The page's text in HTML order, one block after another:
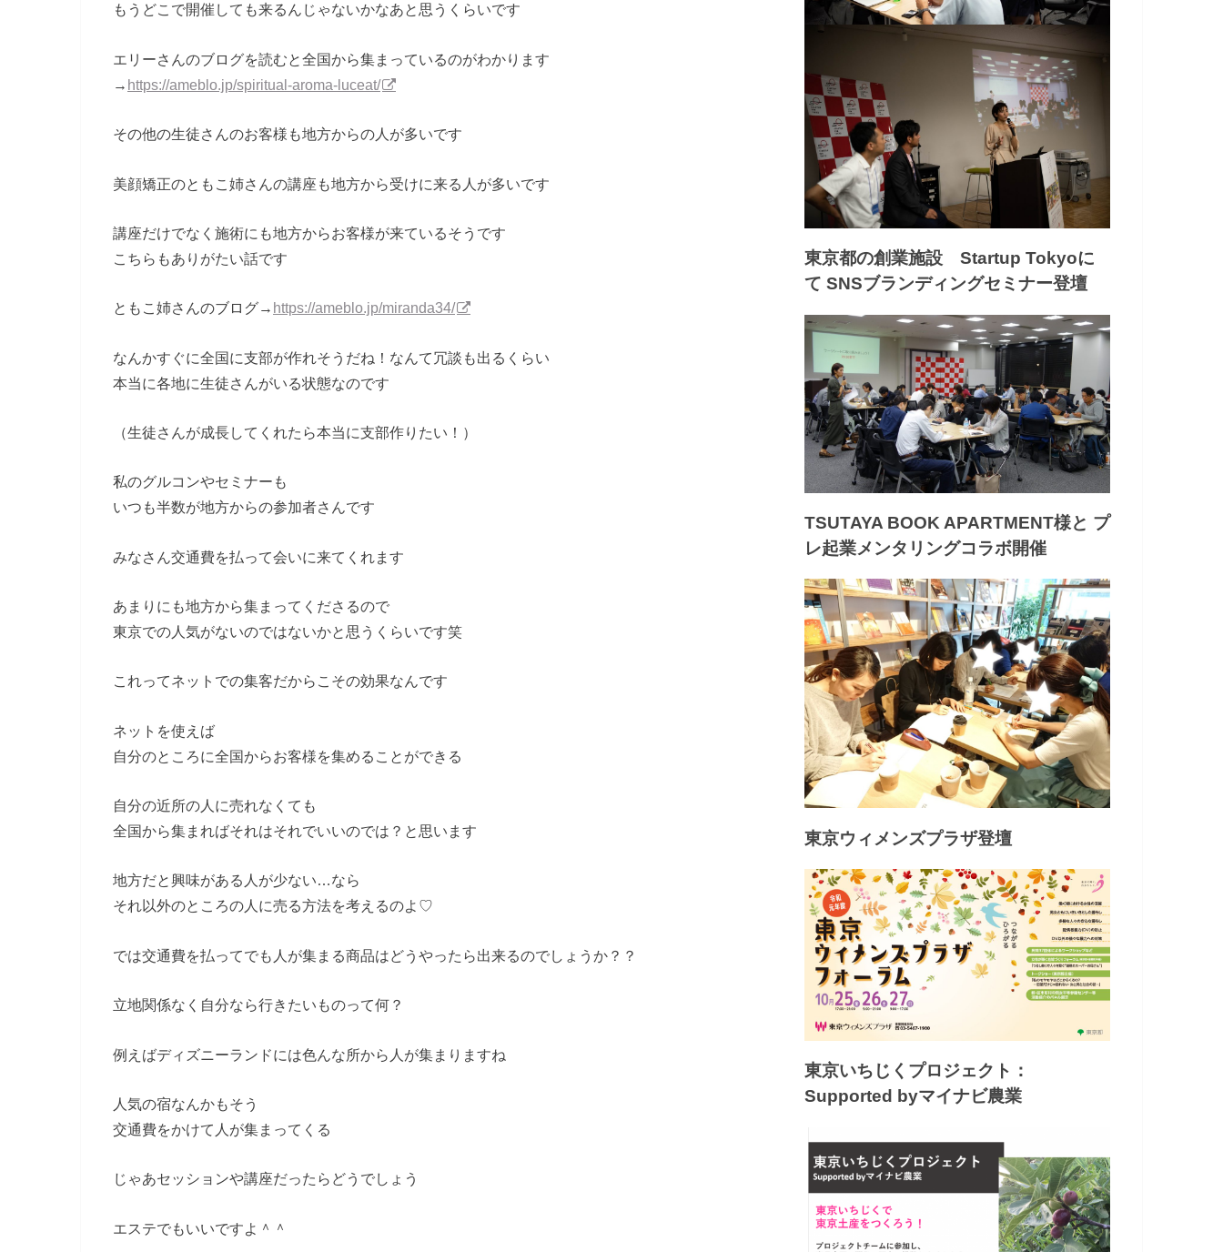
もうどこで開催しても来るんじゃないかなあと思うくらいです
エリーさんのブログを読むと全国から集まっているのがわかります
→ https://ameblo.jp/spiritual-aroma-luceat/
その他の生徒さんのお客様も地方からの人が多いです
美顔矯正のともこ姉さんの講座も地方から受けに来る人が多いです
講座だけでなく施術にも地方からお客様が来ているそうです
こちらもありがたい話です
ともこ姉さんのブログ→ https://ameblo.jp/miranda34/
なんかすぐに全国に支部が作れそうだね！なんて冗談も出るくらい
本当に各地に生徒さんがいる状態なのです
（生徒さんが成長してくれたら本当に支部作りたい！）
私のグルコンやセミナーも
いつも半数が地方からの参加者さんです
みなさん交通費を払って会いに来てくれます
あまりにも地方から集まってくださるので
東京での人気がないのではないかと思うくらいです笑
これってネットでの集客だからこその効果なんです
ネットを使えば
自分のところに全国からお客様を集めることができる
自分の近所の人に売れなくても
全国から集まればそれはそれでいいのでは？と思います
地方だと興味がある人が少ない…なら
それ以外のところの人に売る方法を考えるのよ♡
では交通費を払ってでも人が集まる商品はどうやったら出来るのでしょうか？？
立地関係なく自分なら行きたいものって何？
例えばディズニーランドには色んな所から人が集まりますね
人気の宿なんかもそう
交通費をかけて人が集まってくる
じゃあセッションや講座だったらどうでしょう
エステでもいいですよ＾＾
東京都の創業施設 Startup Tokyoに
て SNSブランディングセミナー登壇
TSUTAYA BOOK APARTMENT様と プ
レ起業メンタリングコラボ開催
東京ウィメンズプラザ登壇
東京いちじくプロジェクト：
Supported byマイナビ農業